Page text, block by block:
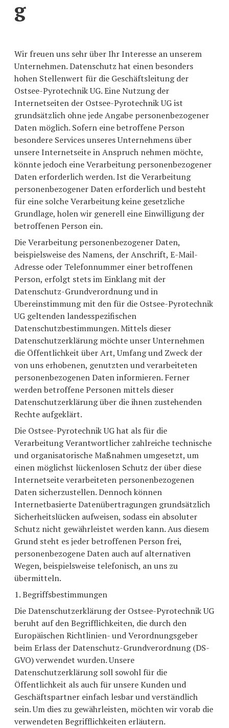
für
gutes
g
Wir freuen uns sehr über Ihr Interesse an unserem
Unternehmen. Datenschutz hat einen besonders
hohen Stellenwert für die Geschäftsleitung der
Ostsee-Pyrotechnik UG. Eine Nutzung der
Internetseiten der Ostsee-Pyrotechnik UG ist
grundsätzlich ohne jede Angabe personenbezogener
Daten möglich. Sofern eine betroffene Person
besondere Services unseres Unternehmens über
unsere Internetseite in Anspruch nehmen möchte,
könnte jedoch eine Verarbeitung personenbezogener
Daten erforderlich werden. Ist die Verarbeitung
personenbezogener Daten erforderlich und besteht
für eine solche Verarbeitung keine gesetzliche
Grundlage, holen wir generell eine Einwilligung der
betroffenen Person ein.
Die Verarbeitung personenbezogener Daten,
beispielsweise des Namens, der Anschrift, E-Mail-
Adresse oder Telefonnummer einer betroffenen
Person, erfolgt stets im Einklang mit der
Datenschutz-Grundverordnung und in
Übereinstimmung mit den für die Ostsee-Pyrotechnik
UG geltenden landesspezifischen
Datenschutzbestimmungen. Mittels dieser
Datenschutzerklärung möchte unser Unternehmen
die Öffentlichkeit über Art, Umfang und Zweck der
von uns erhobenen, genutzten und verarbeiteten
personenbezogenen Daten informieren. Ferner
werden betroffene Personen mittels dieser
Datenschutzerklärung über die ihnen zustehenden
Rechte aufgeklärt.
Die Ostsee-Pyrotechnik UG hat als für die
Verarbeitung Verantwortlicher zahlreiche technische
und organisatorische Maßnahmen umgesetzt, um
einen möglichst lückenlosen Schutz der über diese
Internetseite verarbeiteten personenbezogenen
Daten sicherzustellen. Dennoch können
Internetbasierte Datenübertragungen grundsätzlich
Sicherheitslücken aufweisen, sodass ein absoluter
Schutz nicht gewährleistet werden kann. Aus diesem
Grund steht es jeder betroffenen Person frei,
personenbezogene Daten auch auf alternativen
Wegen, beispielsweise telefonisch, an uns zu
übermitteln.
1. Begriffsbestimmungen
Die Datenschutzerklärung der Ostsee-Pyrotechnik UG
beruht auf den Begrifflichkeiten, die durch den
Europäischen Richtlinien- und Verordnungsgeber
beim Erlass der Datenschutz-Grundverordnung (DS-
GVO) verwendet wurden. Unsere
Datenschutzerklärung soll sowohl für die
Öffentlichkeit als auch für unsere Kunden und
Geschäftspartner einfach lesbar und verständlich
sein. Um dies zu gewährleisten, möchten wir vorab die
verwendeten Begrifflichkeiten erläutern.